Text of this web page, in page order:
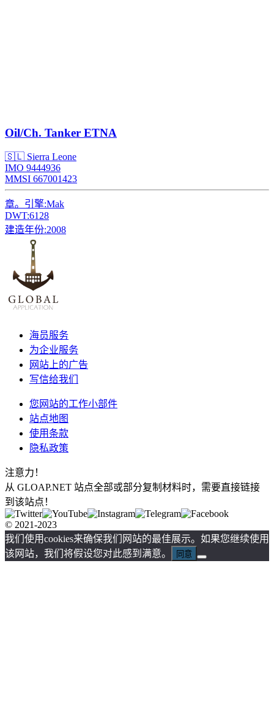
Oil/Ch. Tanker ETNA
🇸🇱 Sierra Leone
IMO 9444936
MMSI 667001423
章。引擎:Mak
DWT:6128
建造年份:2008
海员服务
为企业服务
网站上的广告
写信给我们
您网站的工作小部件
站点地图
使用条款
隐私政策
注意力！
从 GLOAP.NET 站点全部或部分复制材料时，需要直接链接
到该站点！
© 2021-2023
我们使用cookies来确保我们网站的最佳展示。如果您继续使用
该网站，我们将假设您对此感到满意。
同意